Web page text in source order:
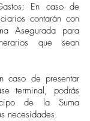
En caso de
contarán con
Asegurada para
que sean
caso de presentar
terminal, podrás
de la Suma
necesidades.